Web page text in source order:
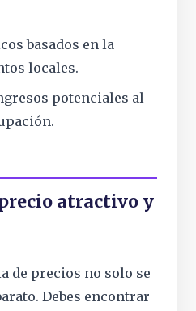
basados en la
locales.
potenciales al
atractivo y
de precios no solo se
Debes encontrar